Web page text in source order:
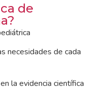
de
necesidades de cada
la evidencia científica